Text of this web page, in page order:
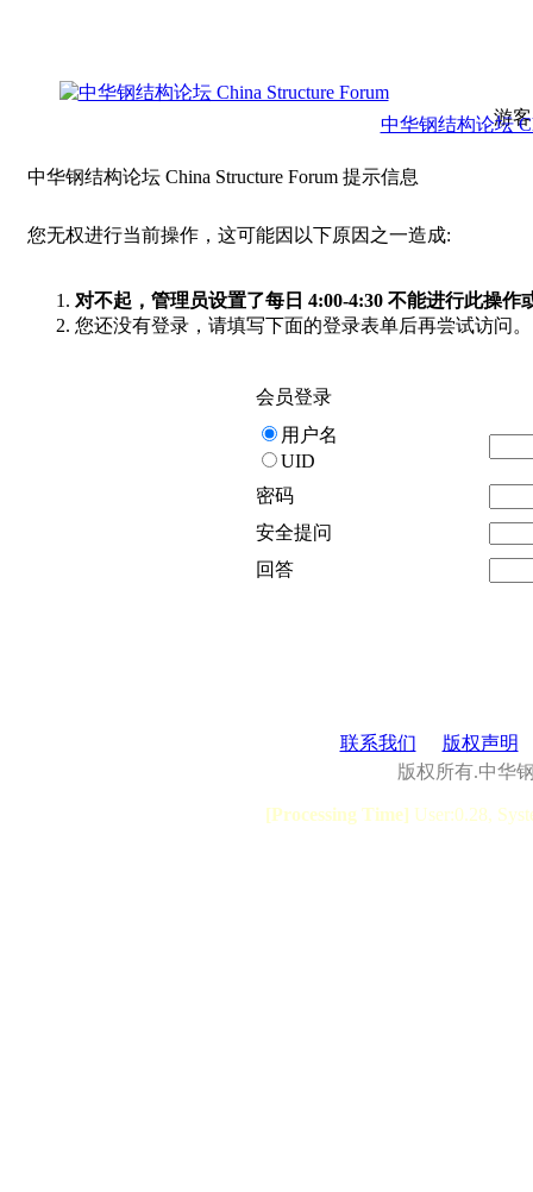
游
中华钢结构论坛
中华钢结构论坛 China Structure Forum 提示信息
您无权进行当前操作，这可能因以下原因之一造成:
对不起，管理员设置了每日 4:00-4:30 不能进行此操
您还没有登录，请填写下面的登录表单后再尝试访问。
会员登录
用户名
UID
密码
安全提问
回答
联系我们
版权声明
版权所有.中华
[Processing Time] User:0.28,